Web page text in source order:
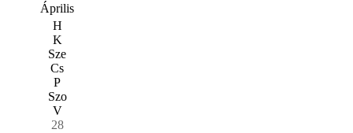
Április
H
K
Sze
Cs
P
Szo
V
28